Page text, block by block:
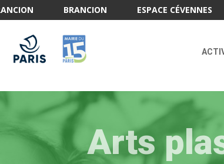
BRANCION ESPACE CÉVENNES
Arts